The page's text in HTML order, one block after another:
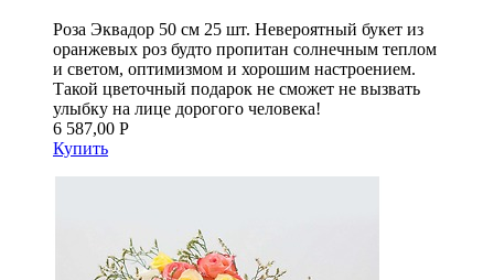
Роза Эквадор 50 см 25 шт. Невероятный букет из
оранжевых роз будто пропитан солнечным теплом
и светом, оптимизмом и хорошим настроением.
Такой цветочный подарок не сможет не вызвать
улыбку на лице дорогого человека!
6 587,00 Р
Купить